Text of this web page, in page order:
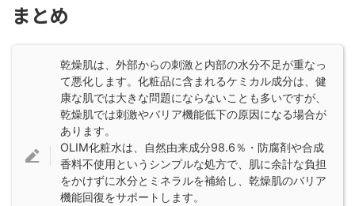
まとめ
乾燥肌は、外部からの刺激と内部の水分不足が重なっ
て悪化します。化粧品に含まれるケミカル成分は、健
康な肌では大きな問題にならないことも多いですが、
乾燥肌では刺激やバリア機能低下の原因になる場合が
あります。
OLIM化粧水は、自然由来成分98.6％・防腐剤や合成
香料不使用というシンプルな処方で、肌に余計な負担
をかけずに水分とミネラルを補給し、乾燥肌のバリア
機能回復をサポートします。